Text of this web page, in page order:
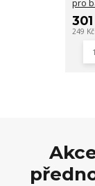
pro
249 Kč